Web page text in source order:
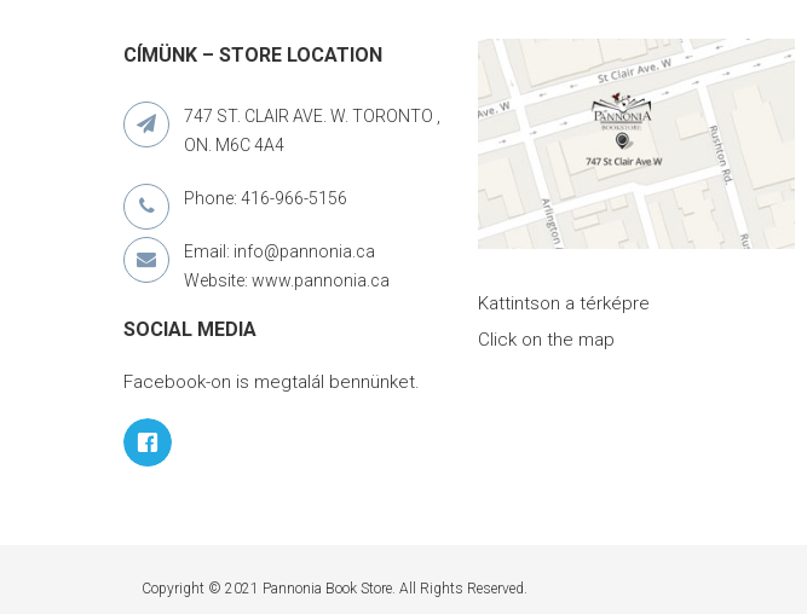
CÍMÜNK – STORE LOCATION
747 ST. CLAIR AVE. W. TORONTO ,
ON. M6C 4A4
Phone: 416-966-5156
Email: info@pannonia.ca
Website: www.pannonia.ca
SOCIAL MEDIA
Facebook-on is megtalál bennünket.
Kattintson a térképre
Click on the map
Copyright © 2021 Pannonia Book Store. All Rights Reserved.